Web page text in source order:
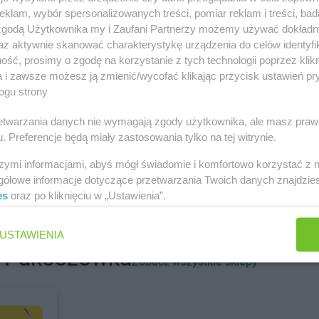
Hitpol Błędowa Tyczyńska
Hitpol Bobowa
Hitpol Bobrowa
Hitpol
Hitpol
Hitpol
Hitpol Czaszyn
Hitpol Gromnik
Hitpol Łękawica
Hitpol
Zobacz wszystkie sklepy
wybór spersonalizowanych treści, pomiar reklam i treści,
Użytkownika my i Zaufani Partnerzy możemy używać
aktywnie skanować charakterystykę urządzenia do celów
prosimy o zgodę na korzystanie z tych technologii poprzez
i zawsze możesz ją zmienić/wycofać klikając przycisk ustawień
strony
danych nie wymagają zgody użytkownika, ale masz
Preferencje będą miały zastosowania tylko na tej witrynie.
informacjami, abyś mógł świadomie i komfortowo korzystać z
informacje dotyczące przetwarzania Twoich danych
oraz po kliknięciu w „Ustawienia”.
USTAWIENIA